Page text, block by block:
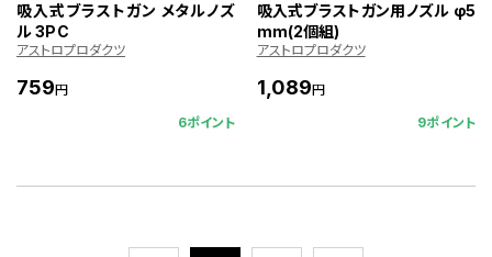
吸入式ブラストガン メタルノズ
ル 3PC
アストロプロダクツ
759円
6ポイント
吸入式ブラストガン用ノズル φ5
mm(2個組)
アストロプロダクツ
1,089円
9ポイント